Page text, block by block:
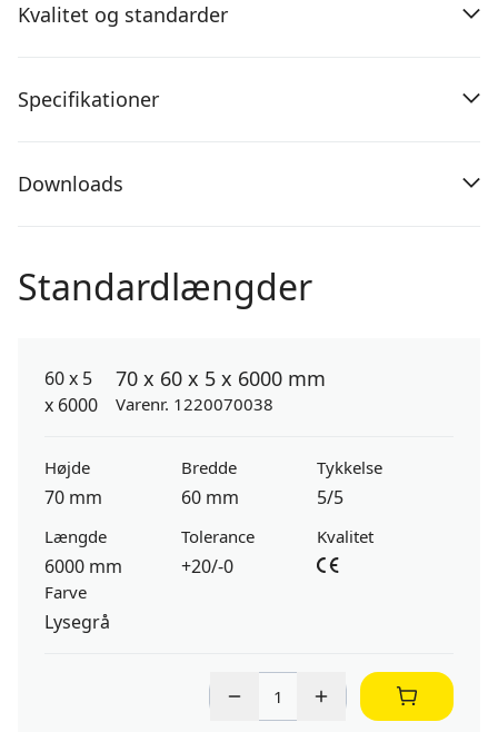
Kvalitet og standarder
Specifikationer
Downloads
Standardlængder
70 x 60 x 5 x 6000 mm
Varenr. 1220070038
Højde
70 mm
Bredde
60 mm
Tykkelse
5/5
Længde
6000 mm
Tolerance
+20/-0
Kvalitet
Farve
Lysegrå